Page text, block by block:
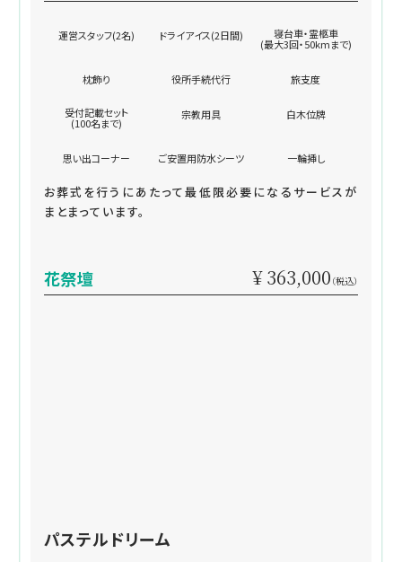
運営スタッフ(2名) ドライアイス(2日間) 寝台車・霊柩車
(最大3回・50kmまで)
枕飾り 役所手続代行 旅支度
受付記載セット
(100名まで)
宗教用具 白木位牌
思い出コーナー ご安置用防水シーツ 一輪挿し
お葬式を行うにあたって最低限必要になるサービスが
まとまっています。
花祭壇 ¥ 363,000 （税込）
パステルドリーム